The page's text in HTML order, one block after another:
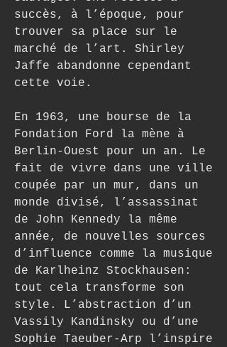
succès, à l’époque, pour
trouver sa place sur le
marché de l’art. Shirley
Jaffe abandonne cependant
cette voie.
En 1963, une bourse de la
Fondation Ford la mène à
Berlin-Ouest pour un an. Le
fait de vivre dans une ville
coupée par un mur, dans un
monde divisé, l’assassinat
de John Kennedy la même
année, de nouvelles sources
d’influence comme la musique
de Karlheinz Stockhausen:
tout cela transforme son
style. L’abstraction d’un
Vassily Kandinsky ou d’une
Sophie Taeuber-Arp l’inspire